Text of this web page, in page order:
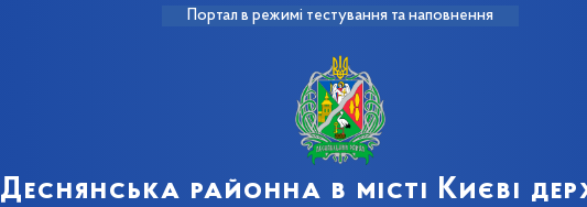
Портал в режимі тестування та наповнення
Деснянська районна в місті Києві